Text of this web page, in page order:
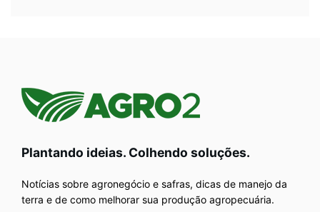
Plantando ideias. Colhendo soluções.
Notícias sobre agronegócio e safras, dicas de manejo da
terra e de como melhorar sua produção agropecuária.